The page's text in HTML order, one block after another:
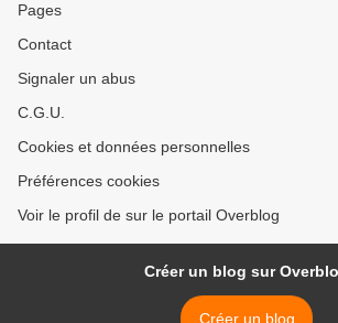
Pages
Contact
Signaler un abus
C.G.U.
Cookies et données personnelles
Préférences cookies
Voir le profil de sur le portail Overblog
Créer un blog sur
Créer un blog